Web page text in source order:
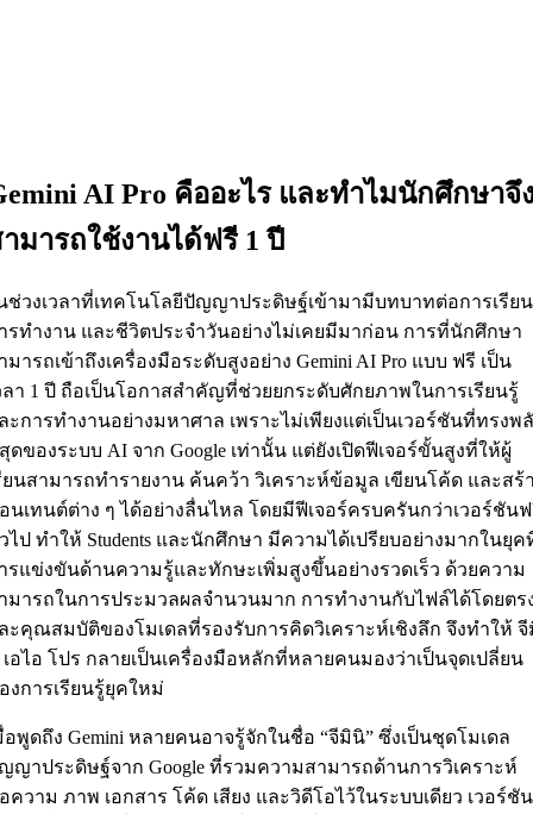
AI Pro คืออะไร และทำไมนักศึกษาจึ
มารถใช้งานได้ฟรี 1 ปี
ช่วงเวลาที่เทคโนโลยีปัญญาประดิษฐ์เข้ามามีบทบาทต่อการเรียน
รทำงาน และชีวิตประจำวันอย่างไม่เคยมีมาก่อน การที่นักศึกษา
มารถเข้าถึงเครื่องมือระดับสูงอย่าง Gemini AI Pro แบบ ฟรี เป็น
ลา 1 ปี ถือเป็นโอกาสสำคัญที่ช่วยยกระดับศักยภาพในการเรียนรู้
ะการทำงานอย่างมหาศาล เพราะไม่เพียงแต่เป็นเวอร์ชันที่ทรงพ
ดของระบบ AI จาก Google เท่านั้น แต่ยังเปิดฟีเจอร์ขั้นสูงที่ให้ผู้
ยนสามารถทำรายงาน ค้นคว้า วิเคราะห์ข้อมูล เขียนโค้ด และสร้
นเทนต์ต่าง ๆ ได้อย่างลื่นไหล โดยมีฟีเจอร์ครบครันกว่าเวอร์ชัน
ไป ทำให้ Students และนักศึกษา มีความได้เปรียบอย่างมากในยุค
รแข่งขันด้านความรู้และทักษะเพิ่มสูงขึ้นอย่างรวดเร็ว ด้วยความ
มารถในการประมวลผลจำนวนมาก การทำงานกับไฟล์ได้โดยตร
ะคุณสมบัติของโมเดลที่รองรับการคิดวิเคราะห์เชิงลึก จึงทำให้
อไอ โปร กลายเป็นเครื่องมือหลักที่หลายคนมองว่าเป็นจุดเปลี่ยน
งการเรียนรู้ยุคใหม่
อพูดถึง Gemini หลายคนอาจรู้จักในชื่อ “จีมินิ” ซึ่งเป็นชุดโมเดล
ญาประดิษฐ์จาก Google ที่รวมความสามารถด้านการวิเคราะห์
ความ ภาพ เอกสาร โค้ด เสียง และวิดีโอไว้ในระบบเดียว เวอร์ชัน